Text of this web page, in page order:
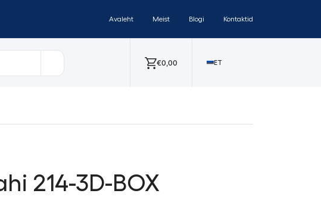
Avaleht Meist Blogi Kontaktid
€0,00 ET
214-3D-BOX